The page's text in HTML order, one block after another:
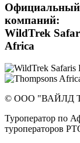
Официальный
компаний:
WildTrek
Africa
© ООО "ВАЙЛД
Туроператор по
туроператоров